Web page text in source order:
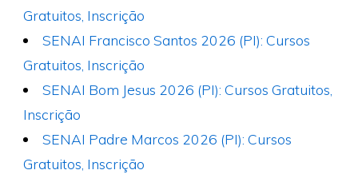
Gratuitos, Inscrição
SENAI Francisco Santos 2026 (PI): Cursos
Gratuitos, Inscrição
SENAI Bom Jesus 2026 (PI): Cursos Gratuitos,
Inscrição
SENAI Padre Marcos 2026 (PI): Cursos
Gratuitos, Inscrição